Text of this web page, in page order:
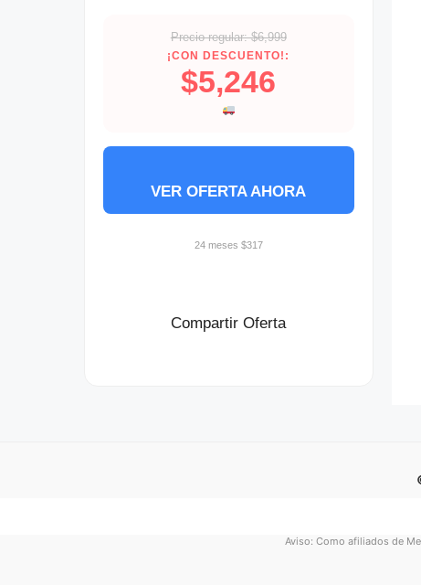
Precio regular: $6,999
¡CON DESCUENTO!:
$5,246
VER OFERTA AHORA
24 meses $317
Compartir Oferta